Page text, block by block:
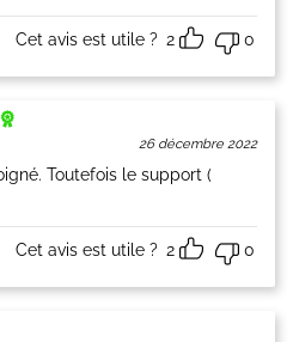
Cet avis est utile ? 2 0
26 décembre 2022
Toutefois le support (
Cet avis est utile ? 2 0